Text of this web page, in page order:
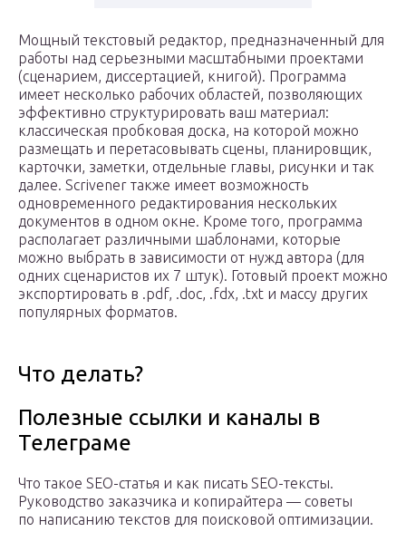
Мощный текстовый редактор, предназначенный для
работы над серьезными масштабными проектами
(сценарием, диссертацией, книгой). Программа
имеет несколько рабочих областей, позволяющих
эффективно структурировать ваш материал:
классическая пробковая доска, на которой можно
размещать и перетасовывать сцены, планировщик,
карточки, заметки, отдельные главы, рисунки и так
далее. Scrivener также имеет возможность
одновременного редактирования нескольких
документов в одном окне. Кроме того, программа
располагает различными шаблонами, которые
можно выбрать в зависимости от нужд автора (для
одних сценаристов их 7 штук). Готовый проект можно
экспортировать в .pdf, .doc, .fdx, .txt и массу других
популярных форматов.
Что делать?
Полезные ссылки и каналы в
Телеграме
Что такое SEO-статья и как писать SEO-тексты.
Руководство заказчика и копирайтера — советы
по написанию текстов для поисковой оптимизации.